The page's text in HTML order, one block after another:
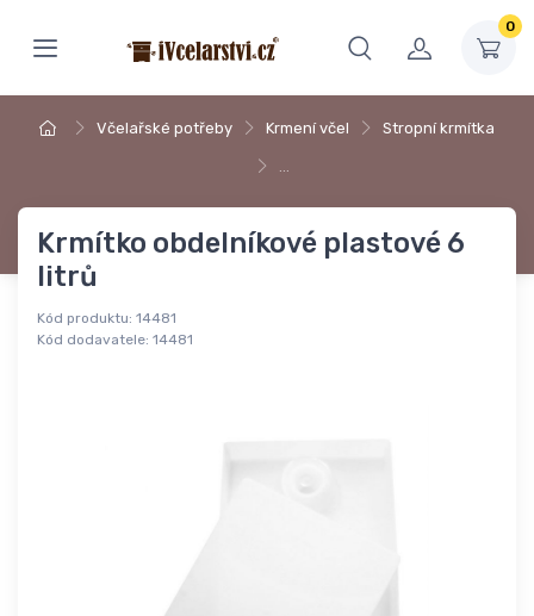
0
Včelařské potřeby Krmení včel Stropní krmítka
…
Krmítko obdelníkové plastové 6
litrů
Kód produktu: 14481
Kód dodavatele: 14481